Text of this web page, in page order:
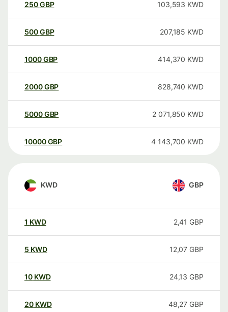
250GBP 103,593 KWD
500GBP 207,185 KWD
1000GBP 414,370 KWD
2000GBP 828,740 KWD
5000GBP 2 071,850 KWD
10000 GBP 4 143,700 KWD
KWD GBP
1 KWD 2,41 GBP
5 KWD 12,07 GBP
10 KWD 24,13 GBP
20 KWD 48,27 GBP